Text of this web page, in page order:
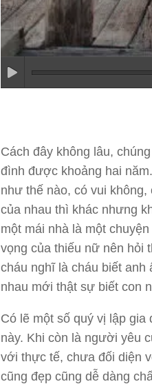
Cách đây không lâu,
đình được khoảng hai năm.
như thế nào, có vui
của nhau thì khác nhưng
một mái nhà là một
vọng của thiếu nữ nên hỏi
cháu nghĩ là cháu biết anh
nhau mới thật sự biết con
Có lẽ một số quý vị lập
này. Khi còn là người yêu
với thực tế, chưa đối diện
cũng đẹp cũng dễ dàng